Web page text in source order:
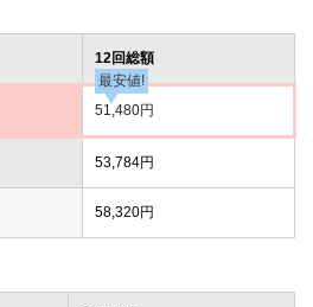
12回総額
最安値!
51,480円
53,784円
58,320円